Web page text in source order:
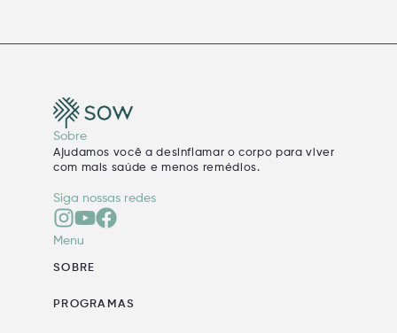
Sobre
Ajudamos você a desinflamar o corpo para viver
com mais saúde e menos remédios.
Siga nossas redes
Menu
SOBRE
PROGRAMAS